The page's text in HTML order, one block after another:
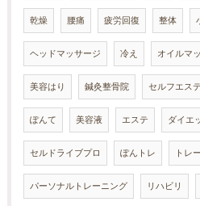
乾燥 腰痛 疲労回復 整体
ヘッドマッサージ 冷え オイルマ
美容はり 鍼灸整骨院 セルフエステ
ぽんて 美容液 エステ ダイエ
セルドライブプロ ぽんトレ トレ
パーソナルトレーニング リハビリ